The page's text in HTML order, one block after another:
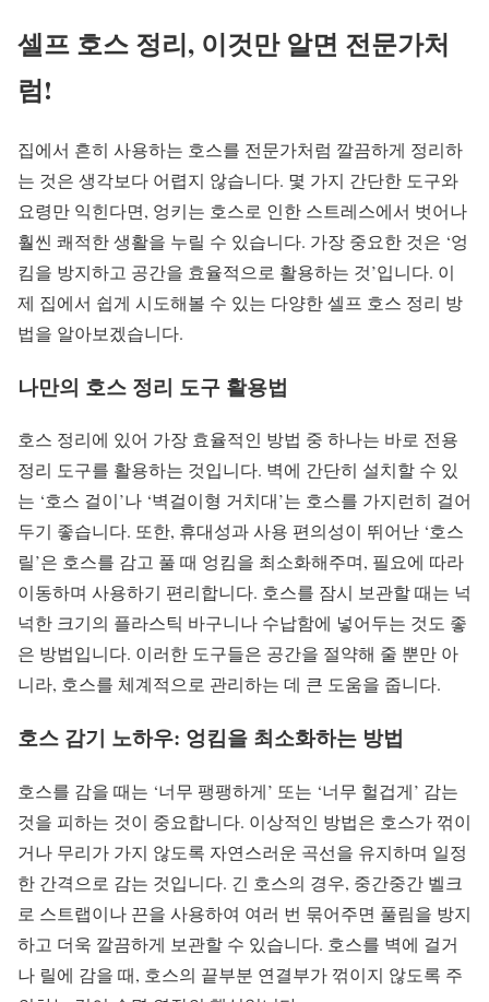
셀프 호스 정리, 이것만 알면 전문가처
럼!
집에서 흔히 사용하는 호스를 전문가처럼 깔끔하게 정리하
는 것은 생각보다 어렵지 않습니다. 몇 가지 간단한 도구와
요령만 익힌다면, 엉키는 호스로 인한 스트레스에서 벗어나
훨씬 쾌적한 생활을 누릴 수 있습니다. 가장 중요한 것은 ‘엉
킴을 방지하고 공간을 효율적으로 활용하는 것’입니다. 이
제 집에서 쉽게 시도해볼 수 있는 다양한 셀프 호스 정리 방
법을 알아보겠습니다.
나만의 호스 정리 도구 활용법
호스 정리에 있어 가장 효율적인 방법 중 하나는 바로 전용
정리 도구를 활용하는 것입니다. 벽에 간단히 설치할 수 있
는 ‘호스 걸이’나 ‘벽걸이형 거치대’는 호스를 가지런히 걸어
두기 좋습니다. 또한, 휴대성과 사용 편의성이 뛰어난 ‘호스
릴’은 호스를 감고 풀 때 엉킴을 최소화해주며, 필요에 따라
이동하며 사용하기 편리합니다. 호스를 잠시 보관할 때는 넉
넉한 크기의 플라스틱 바구니나 수납함에 넣어두는 것도 좋
은 방법입니다. 이러한 도구들은 공간을 절약해 줄 뿐만 아
니라, 호스를 체계적으로 관리하는 데 큰 도움을 줍니다.
호스 감기 노하우: 엉킴을 최소화하는 방법
호스를 감을 때는 ‘너무 팽팽하게’ 또는 ‘너무 헐겁게’ 감는
것을 피하는 것이 중요합니다. 이상적인 방법은 호스가 꺾이
거나 무리가 가지 않도록 자연스러운 곡선을 유지하며 일정
한 간격으로 감는 것입니다. 긴 호스의 경우, 중간중간 벨크
로 스트랩이나 끈을 사용하여 여러 번 묶어주면 풀림을 방지
하고 더욱 깔끔하게 보관할 수 있습니다. 호스를 벽에 걸거
나 릴에 감을 때, 호스의 끝부분 연결부가 꺾이지 않도록 주